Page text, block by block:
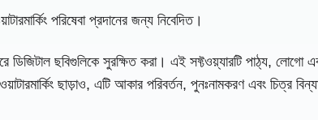
পরিষেবা প্রদানের জন্য নিবেদিত।
ছবিগুলিকে সুরক্ষিত করা। এই সফ্টওয়্যারটি পাঠ্য, লোগো এবং
ছাড়াও, এটি আকার পরিবর্তন, পুনঃনামকরণ এবং চিত্র